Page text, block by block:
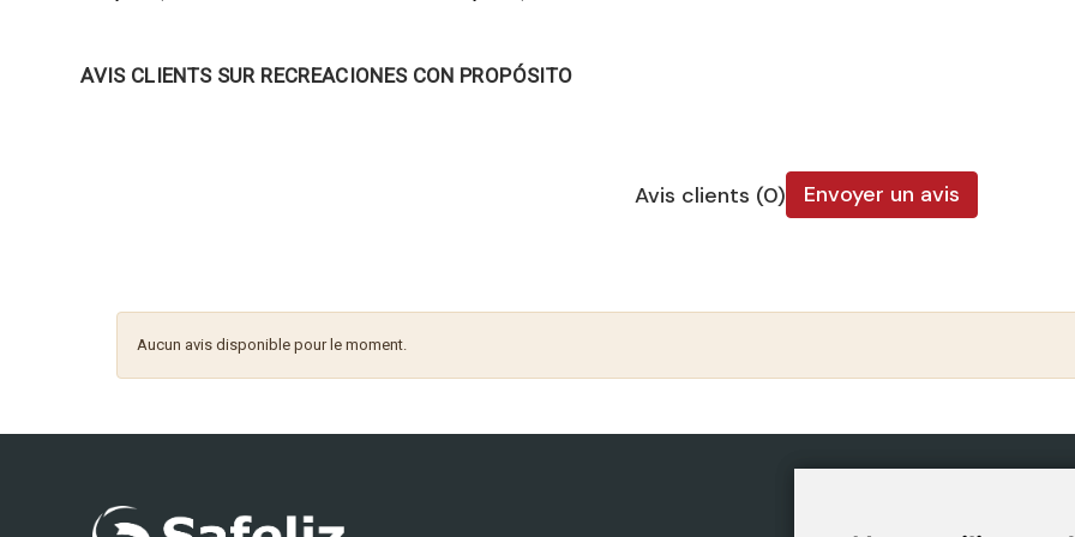
AVIS CLIENTS SUR RECREACIONES CON PROPÓSITO
Avis clients (0) Envoyer un avis
Aucun avis disponible pour le moment.